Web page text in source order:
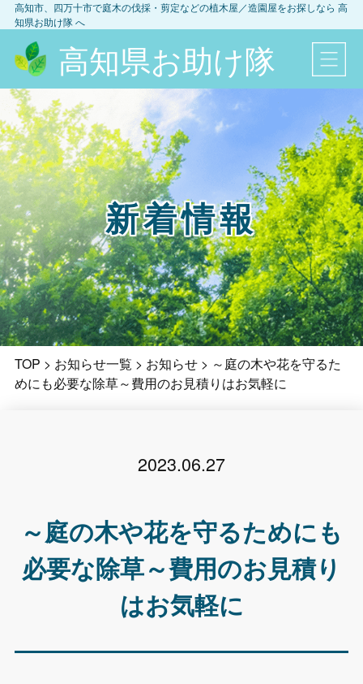
高知市、四万十市で庭木の伐採・剪定などの植木屋／造園屋をお探しなら 高
知県お助け隊へ
高知県お助け隊
新着情報
TOP > お知らせ一覧 > お知らせ> ～庭の木や花を守るた
めにも必要な除草～費用のお見積りはお気軽に
2023.06.27
～庭の木や花を守るためにも
必要な除草～費用のお見積り
はお気軽に